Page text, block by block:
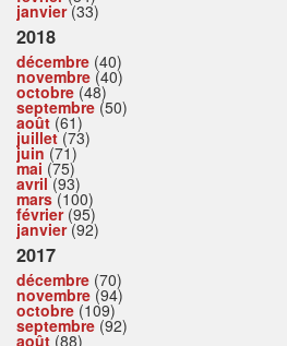
janvier(33)
2018
décembre (40)
novembre (40)
octobre (48)
septembre (50)
août (61)
juillet(73)
juin (71)
mai (75)
avril(93)
mars(100)
février(95)
janvier(92)
2017
décembre (70)
novembre (94)
octobre (109)
septembre (92)
août (88)